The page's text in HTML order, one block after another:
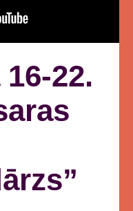
22.